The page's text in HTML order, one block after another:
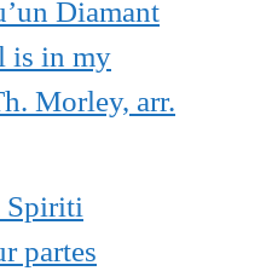
Diamant
is in my
Morley, arr.
Spiriti
partes